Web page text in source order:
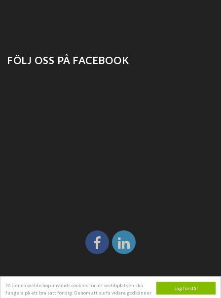
Jag förstår
På denna webbshop används cookies för att webbplatsen ska
fungera på ett bra sätt för dig. Genom att surfa vidare godkänner
FÖLJ OSS PÅ FACEBOOK